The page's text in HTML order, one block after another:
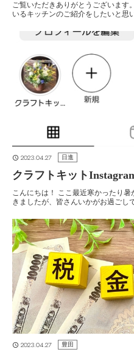
ご覧いただきありがとうございます
いるキッチンのご紹介をしたいと思
2023.04.27 日進
クラフトキット
こんにちは！ ここ最近寒かったり
きましたが、皆さんいかがお過ごし
2023.04.27 豊田